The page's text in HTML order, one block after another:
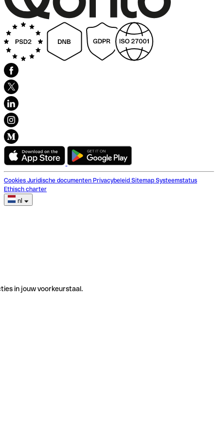
Cookies Juridische documenten Privacybeleid Sitemap Systeemstatus
Ethisch charter
nl
in jouw voorkeurstaal.